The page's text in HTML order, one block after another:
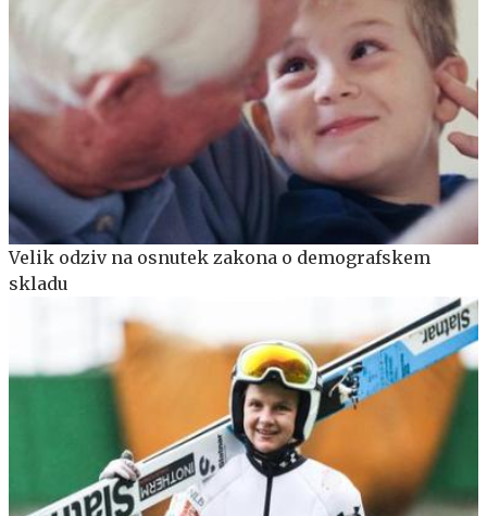
Velik odziv na osnutek zakona o demografskem
skladu